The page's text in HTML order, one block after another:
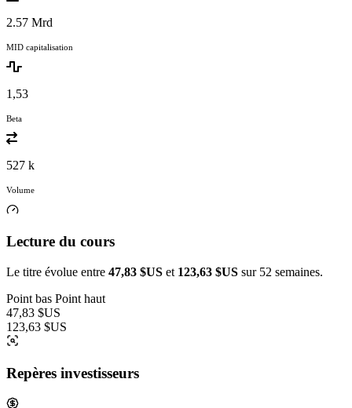
2.57 Mrd
MID capitalisation
1,53
Beta
527 k
Volume
Lecture du cours
Le titre évolue entre 47,83 $US et 123,63 $US sur 52 semaines.
Point bas Point haut
47,83 $US
123,63 $US
Repères investisseurs